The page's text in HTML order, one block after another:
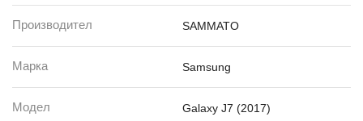
Производител SAMMATO
Марка Samsung
Модел Galaxy J7 (2017)